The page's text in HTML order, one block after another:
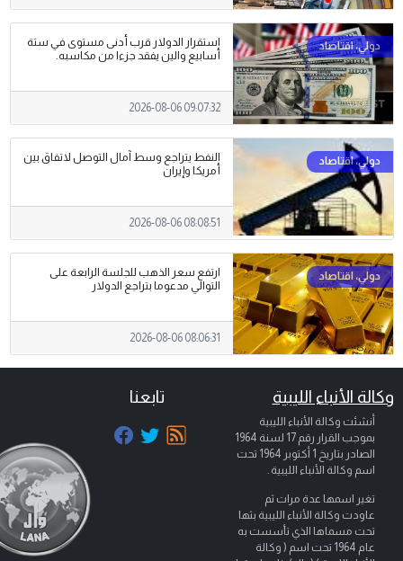
استقرار الدولار قرب أدنى مستوى في ستة
أسابيع والين يفقد جزءا من مكاسبه.
2026-08-06 09:07:32
النفط يتراجع وسط آمال التوصل لاتفاق بين
أمريكا وإيران
2026-08-06 08:08:51
ارتفع سعر الذهب للجلسة الرابعة على
التوالي مدعوما بتراجع الدولار
2026-08-06 08:06:31
وكالة الأنباء الليبية
أنشئت وكالة الأنباء الليبية
بموجب القرار رقم 17 لسنة 1964
الصادر بتاريخ 1 أكتوبر 1964
تحت
اسم وكالة الأنباء الليبية .
تغير اسمها عدة مرات ثم
عاودت وكالة الأنباء الليبية بثها
تحت مسماها الذي تأسست به
عام 1964 تحت اسم ( وكالة
تابعنا